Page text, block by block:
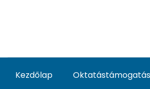
Kezdőlap Oktatástámogatás